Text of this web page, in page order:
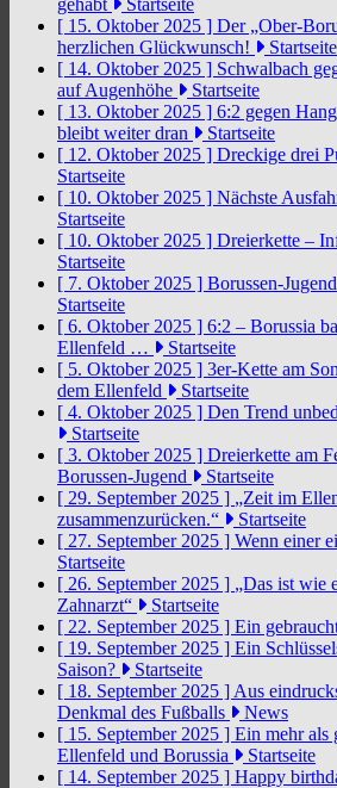
gehabt
Startseite
[ 15. Oktober 2025 ] Der „Ober-
herzlichen Glückwunsch!
Startseite
[ 14. Oktober 2025 ] Schwalbach
auf Augenhöhe
Startseite
[ 13. Oktober 2025 ] 6:2 gegen
bleibt weiter dran
Startseite
[ 12. Oktober 2025 ] Dreckige drei
Startseite
[ 10. Oktober 2025 ] Nächste
Startseite
[ 10. Oktober 2025 ] Dreierkette –
Startseite
[ 7. Oktober 2025 ] Borussen-
Startseite
[ 6. Oktober 2025 ] 6:2 – Borussia
Ellenfeld …
Startseite
[ 5. Oktober 2025 ] 3er-Kette am
dem Ellenfeld
Startseite
[ 4. Oktober 2025 ] Den Trend
Startseite
[ 3. Oktober 2025 ] Dreierkette am
Borussen-Jugend
Startseite
[ 29. September 2025 ] „Zeit im
zusammenzurücken.“
Startseite
[ 27. September 2025 ] Wenn einer
Startseite
[ 26. September 2025 ] „Das ist wie
Zahnarzt“
Startseite
[ 22. September 2025 ] Ein
[ 19. September 2025 ] Ein
Saison?
Startseite
[ 18. September 2025 ] Aus
Denkmal des Fußballs
News
[ 15. September 2025 ] Ein mehr als
Ellenfeld und Borussia
Startseite
[ 14. September 2025 ] Happy